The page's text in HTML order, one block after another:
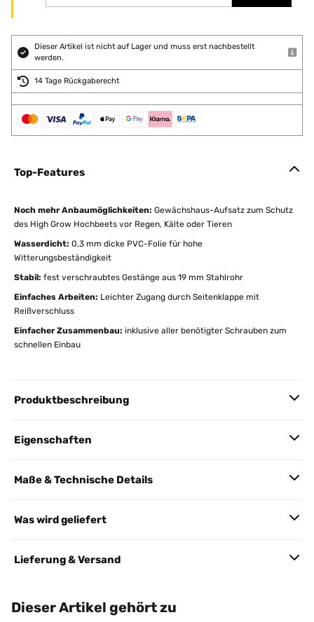
Dieser Artikel ist nicht auf Lager und muss erst nachbestellt
werden.
14 Tage Rückgaberecht
Top-Features
Noch mehr Anbaumöglichkeiten: Gewächshaus-Aufsatz zum Schutz
des High Grow Hochbeets vor Regen, Kälte oder Tieren
Wasserdicht: 0,3 mm dicke PVC-Folie für hohe
Witterungsbeständigkeit
Stabil: fest verschraubtes Gestänge aus 19 mm Stahlrohr
Einfaches Arbeiten: Leichter Zugang durch Seitenklappe mit
Reißverschluss
Einfacher Zusammenbau: inklusive aller benötigter Schrauben zum
schnellen Einbau
Produktbeschreibung
Eigenschaften
Maße & Technische Details
Was wird geliefert
Lieferung & Versand
Dieser Artikel gehört zu